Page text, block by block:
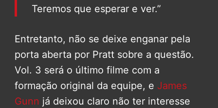
Teremos que esperar e ver.”
Entretanto, não se deixe enganar pela
porta aberta por Pratt sobre a questão.
Vol. 3 será o último filme com a
formação original da equipe, e James
Gunn já deixou claro não ter interesse